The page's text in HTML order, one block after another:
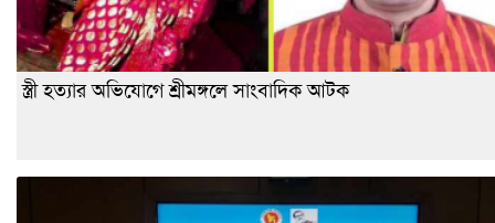
স্ত্রী হত্যার অভিযোগে শ্রীমঙ্গলে সাংবাদিক আটক